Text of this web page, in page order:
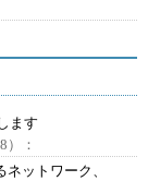
ます
）：
ットワーク、